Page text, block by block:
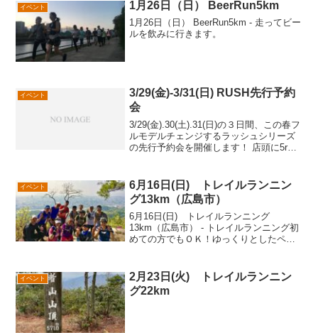
イベント 1月26日（日） BeerRun5km
1月26日（日） BeerRun5km - 走ってビー
ルを飲みに行きます。
イベント
3/29(金)-3/31(日) RUSH先行予約
会
3/29(金).30(土).31(日)の３日間、この春フ
ルモデルチェンジするラッシュシリーズ
の先行予約会を開催します！ 店頭に5r、
の機会にぜひ！ RUN+広島市...
イベント
6月16日(日) トレイルランニン
グ13km（広島市）
6月16日(日) トレイルランニング
13km（広島市） - トレイルランニング初
めての方でもＯＫ！ゆっくりとしたペー
伝えします。
イベント
2月23日(火) トレイルランニン
グ22km